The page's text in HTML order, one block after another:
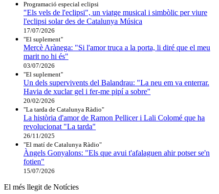
Programació especial eclipsi
"Els vels de l'eclipsi", un viatge musical i simbòlic per viure
l'eclipsi solar des de Catalunya Música
17/07/2026
"El suplement"
Mercè Arànega: "Si l'amor truca a la porta, li diré que el meu
marit no hi és"
03/07/2026
"El suplement"
Un dels supervivents del Balandrau: "La neu em va enterrar.
Havia de xuclar gel i fer-me pipí a sobre"
20/02/2026
"La tarda de Catalunya Ràdio"
La història d'amor de Ramon Pellicer i Lali Colomé que ha
revolucionat "La tarda"
26/11/2025
"El matí de Catalunya Ràdio"
Àngels Gonyalons: "Els que avui t'afalaguen ahir potser se'n
fotien"
15/07/2026
El més llegit de Notícies